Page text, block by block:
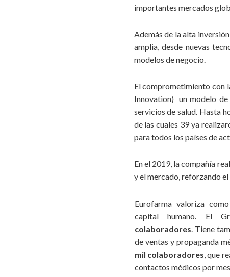
importantes mercados
Además de la alta
amplia, desde nuevas
modelos de negocio.
El comprometimiento con
Innovation) un modelo
servicios de salud. Hasta
de las cuales 39 ya
para todos los países de
En el 2019, la compañía
y el mercado, reforzando
Eurofarma valoriza
capital humano. El
colaboradores . Tiene
de ventas y propaganda
mil colaboradores , que
contactos médicos por mes.